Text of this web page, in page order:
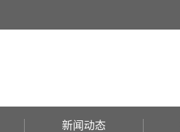
新闻动态